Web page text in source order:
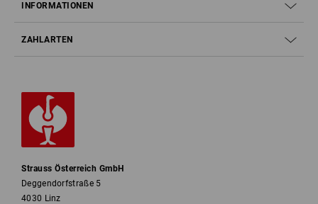
INFORMATIONEN
ZAHLARTEN
Strauss Österreich GmbH
Deggendorfstraße 5
4030 Linz